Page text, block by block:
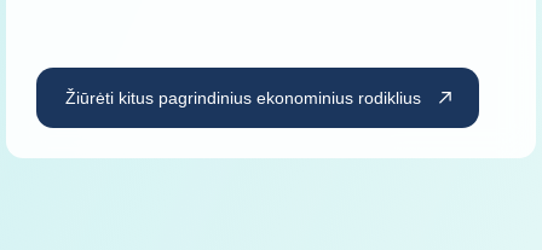
Žiūrėti kitus pagrindinius ekonominius rodiklius